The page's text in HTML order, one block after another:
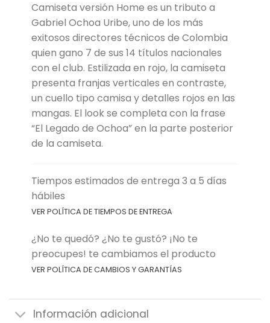
Camiseta versión Home es un tributo a
Gabriel Ochoa Uribe, uno de los más
exitosos directores técnicos de Colombia
quien gano 7 de sus 14 títulos nacionales
con el club. Estilizada en rojo, la camiseta
presenta franjas verticales en contraste,
un cuello tipo camisa y detalles rojos en las
mangas. El look se completa con la frase
“El Legado de Ochoa” en la parte posterior
de la camiseta.
Tiempos estimados de entrega 3 a 5 días
hábiles
VER POLÍTICA DE TIEMPOS DE ENTREGA
¿No te quedó? ¿No te gustó? ¡No te
preocupes! te cambiamos el producto
VER POLÍTICA DE CAMBIOS Y GARANTÍAS
Información adicional